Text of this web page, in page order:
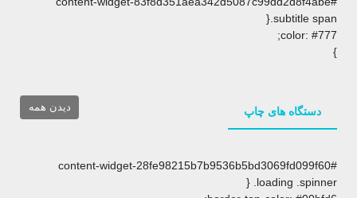
#content-widget-